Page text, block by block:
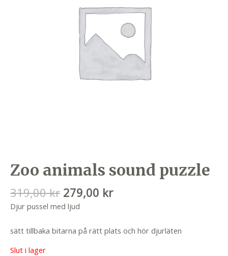
Zoo animals sound puzzle
319,00kr Det
ursprungliga
priset
var:
319,00 kr.
279,00 krDet
är:
279,00 kr.
Djur pussel med ljud
sätt tillbaka bitarna på rätt plats och hör djurläten
Slut i lager